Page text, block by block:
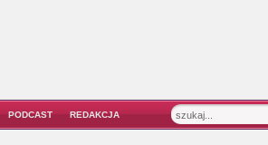
PODCAST REDAKCJA